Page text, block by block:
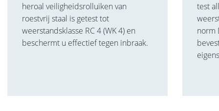
heroal veiligheidsrolluiken van
roestvrij staal is getest tot
weerstandsklasse RC 4 (WK 4) en
beschermt u effectief tegen inbraak.
test
norm